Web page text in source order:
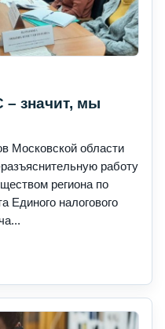
значит, мы
Московской области
работу
региона по
Единого налогового